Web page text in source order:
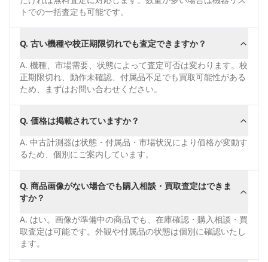
トでの一括査定も可能です。
Q. 古い機種や校正期限切れでも査定できますか？
A. 機種、市場需要、状態によって査定可否は変わります。校
正期限切れ、動作未確認、付属品不足でも買取可能性がある
ため、まずはお問い合わせください。
Q. 価格は掲載されていますか？
A. 中古計測器は状態・付属品・市場状況により価格が変動す
るため、個別にご案内しています。
Q. 商品画像がない場合でも購入相談・買取査定はできま
すか？
A. はい。画像が準備中の商品でも、在庫確認・購入相談・買
取査定は可能です。外観や付属品の状態は個別に確認いたし
ます。